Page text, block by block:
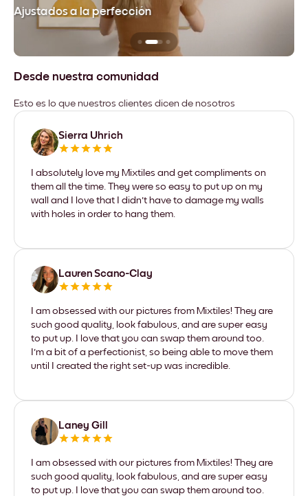
Ajustados a la perfección
Desde nuestra comunidad
Esto es lo que nuestros clientes dicen de nosotros
Sierra Uhrich
I absolutely love my Mixtiles and get compliments on
them all the time. They were so easy to put up on my
wall and I love that I didn't have to damage my walls
with holes in order to hang them.
Lauren Scano-Clay
I am obsessed with our pictures from Mixtiles! They are
such good quality, look fabulous, and are super easy
to put up. I love that you can swap them around too.
I'm a bit of a perfectionist, so being able to move them
until I created the right set-up was incredible.
Laney Gill
I am obsessed with our pictures from Mixtiles! They are
such good quality, look fabulous, and are super easy
to put up. I love that you can swap them around too.